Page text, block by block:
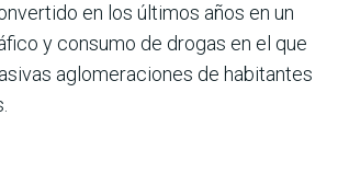
en los últimos años en un
y consumo de drogas en el que
aglomeraciones de habitantes